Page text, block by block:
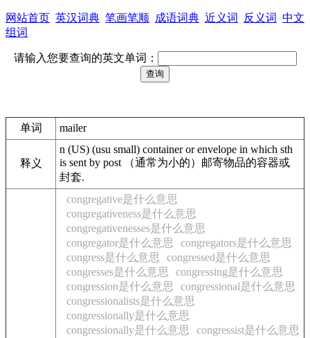
网站首页 英汉词典 笔画笔顺 成语词典 近义词 反义词 中文
组词
请输入您要查询的英文单词：
单词 mailer
释义
n (US) (usu small) container or envelope in which sth
is sent by post （通常为小的）邮寄物品的容器或
封套.
congregative是什么意思
congregativeness是什么意思
congregativenesses是什么意思
congregator是什么意思
congregators是什么意思
congress是什么意思
congressed是什么意思
congresses是什么意思
congressing是什么意思
congression是什么意思
congressional是什么意思
congressionalists是什么意思
congressionally是什么意思
congressionally是什么意思
congressist是什么意思